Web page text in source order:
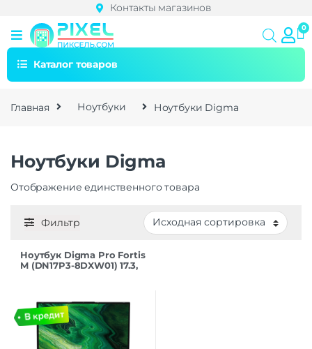
Контакты магазинов
Каталог товаров
Главная Ноутбуки Ноутбуки Digma
Ноутбуки Digma
Отображение единственного товара
Фильтр
Ноутбук Digma Pro Fortis
M (DN17P3-8DXW01) 17.3,